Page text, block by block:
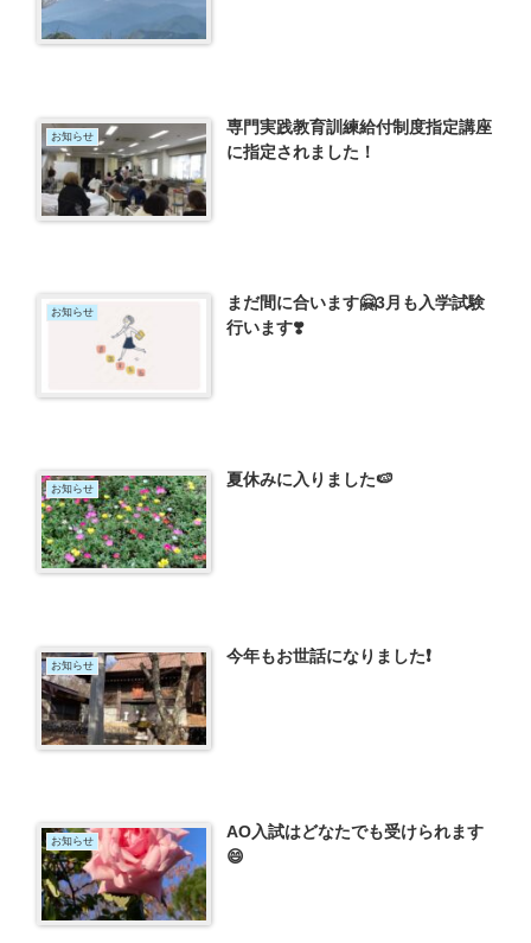
お知らせ
専門実践教育訓練給付制度指定講座
に指定されました！
お知らせ
まだ間に合います🤗3月も入学試験
行います❣️
お知らせ 夏休みに入りました🍉
お知らせ 今年もお世話になりました❗️
お知らせ
AO入試はどなたでも受けられます
😄